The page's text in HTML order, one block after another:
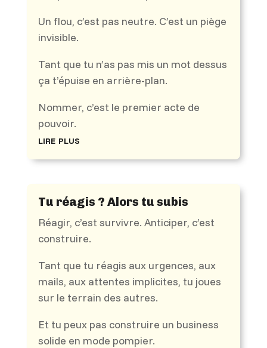
Un flou, c’est pas neutre. C’est un piège
invisible.
Tant que tu n’as pas mis un mot dessus
ça t’épuise en arrière-plan.
Nommer, c’est le premier acte de
pouvoir.
lire plus
Tu réagis ? Alors tu subis
Réagir, c’est survivre. Anticiper, c’est
construire.
Tant que tu réagis aux urgences, aux
mails, aux attentes implicites, tu joues
sur le terrain des autres.
Et tu peux pas construire un business
solide en mode pompier.